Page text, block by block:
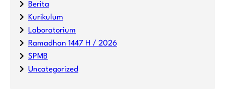
Berita
Kurikulum
Laboratorium
Ramadhan 1447 H / 2026
SPMB
Uncategorized